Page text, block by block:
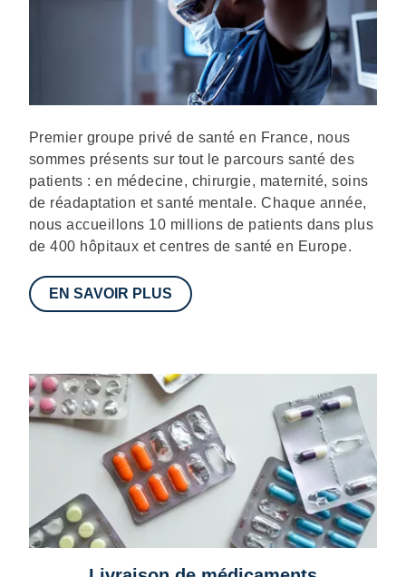
Description
Premier groupe privé de santé en France, nous
sommes présents sur tout le parcours santé des
patients : en médecine, chirurgie, maternité, soins
de réadaptation et santé mentale. Chaque année,
nous accueillons 10 millions de patients dans plus
de 400 hôpitaux et centres de santé en Europe.
EN SAVOIR PLUS